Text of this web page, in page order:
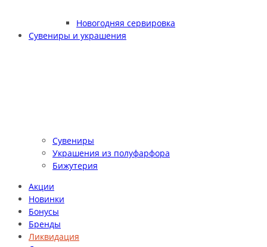
Новогодняя сервировка
Сувениры и украшения
Сувениры
Украшения из полуфарфора
Бижутерия
Акции
Новинки
Бонусы
Бренды
Ликвидация